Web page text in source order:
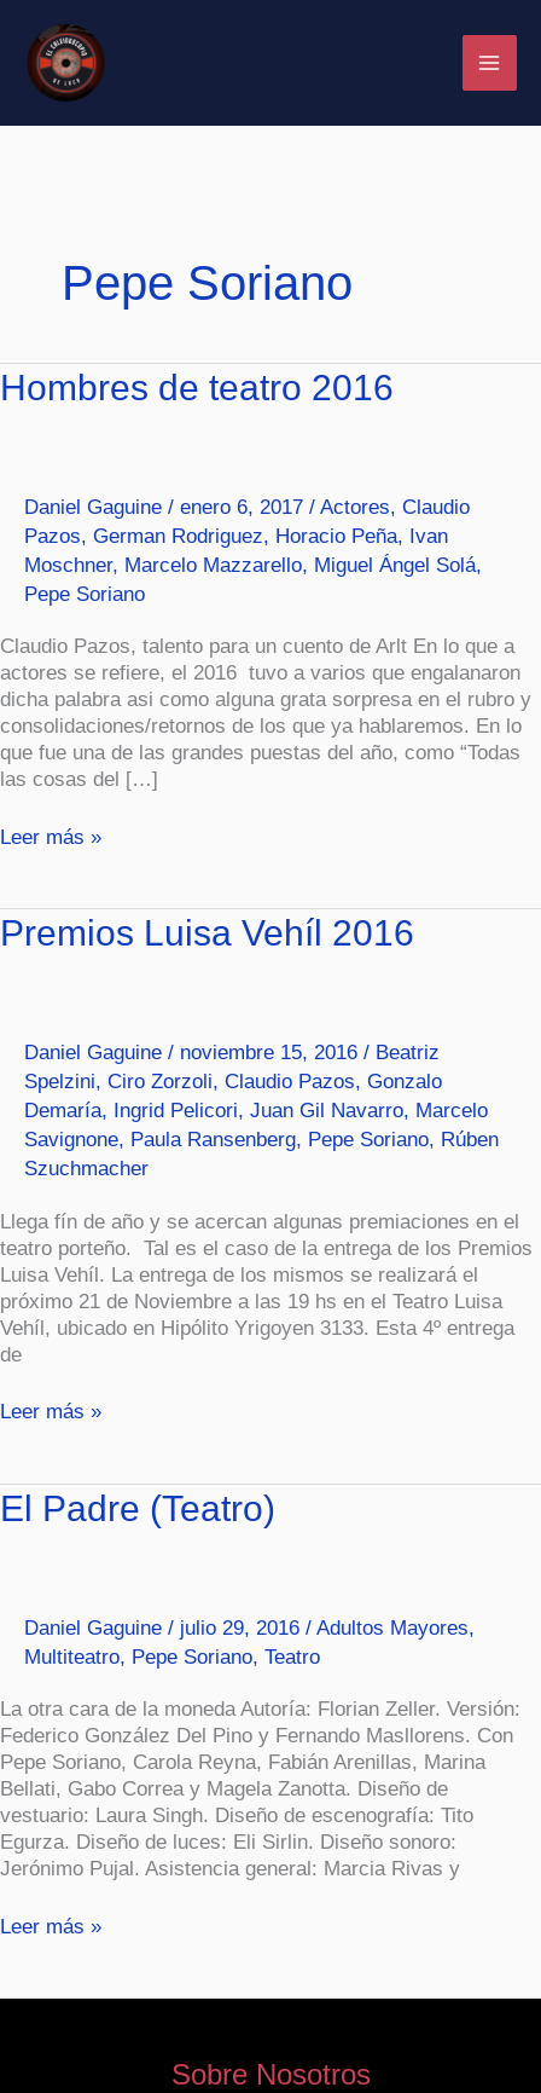
contenido
Pepe Soriano
Hombres de teatro 2016
Daniel Gaguine / enero 6, 2017 / Actores, Claudio
Pazos, German Rodriguez, Horacio Peña, Ivan
Moschner, Marcelo Mazzarello, Miguel Ángel Solá,
Pepe Soriano
Claudio Pazos, talento para un cuento de Arlt En lo que a
actores se refiere, el 2016 tuvo a varios que engalanaron
dicha palabra asi como alguna grata sorpresa en el rubro y
consolidaciones/retornos de los que ya hablaremos. En lo
que fue una de las grandes puestas del año, como “Todas
las cosas del […]
Hombres
de
Leer más »
Premios Luisa Vehíl 2016
Daniel Gaguine / noviembre 15, 2016 / Beatriz
Spelzini, Ciro Zorzoli, Claudio Pazos, Gonzalo
Demaría, Ingrid Pelicori, Juan Gil Navarro, Marcelo
Savignone, Paula Ransenberg, Pepe Soriano, Rúben
Szuchmacher
Llega fín de año y se acercan algunas premiaciones en el
teatro porteño. Tal es el caso de la entrega de los Premios
Luisa Vehíl. La entrega de los mismos se realizará el
próximo 21 de Noviembre a las 19 hs en el Teatro Luisa
Vehíl, ubicado en Hipólito Yrigoyen 3133. Esta 4º entrega
de
Premios
Luisa
Leer más »
El Padre (Teatro)
Daniel Gaguine / julio 29, 2016 / Adultos Mayores,
Multiteatro, Pepe Soriano, Teatro
La otra cara de la moneda Autoría: Florian Zeller. Versión:
Federico González Del Pino y Fernando Masllorens. Con
Pepe Soriano, Carola Reyna, Fabián Arenillas, Marina
Bellati, Gabo Correa y Magela Zanotta. Diseño de
vestuario: Laura Singh. Diseño de escenografía: Tito
Egurza. Diseño de luces: Eli Sirlin. Diseño sonoro:
Jerónimo Pujal. Asistencia general: Marcia Rivas y
El
Padre
Leer más »
Sobre Nosotros